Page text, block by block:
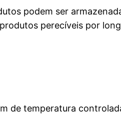
podem ser
perecíveis por
de temperatura